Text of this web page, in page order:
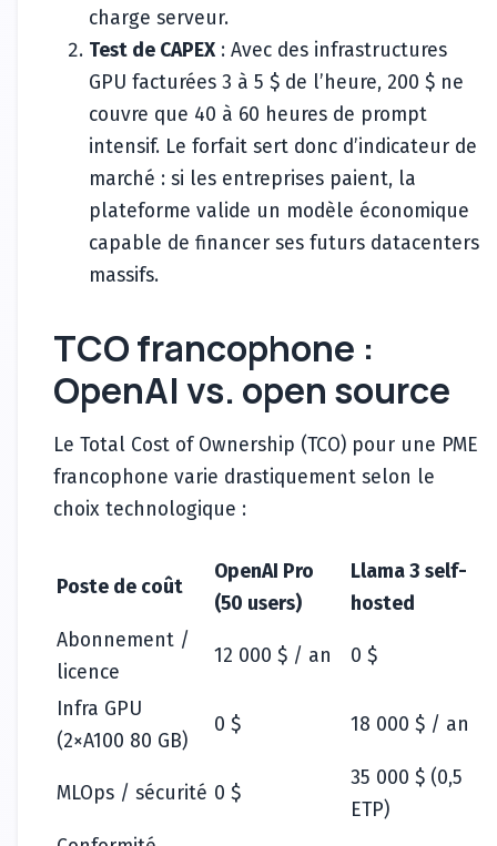
charge serveur.
Test de CAPEX : Avec des infrastructures
GPU facturées 3 à 5 $ de l’heure, 200 $ ne
couvre que 40 à 60 heures de prompt
intensif. Le forfait sert donc d’indicateur de
marché : si les entreprises paient, la
plateforme valide un modèle économique
capable de financer ses futurs datacenters
massifs.
TCO francophone :
OpenAI vs. open source
Le Total Cost of Ownership (TCO) pour une PME
francophone varie drastiquement selon le
choix technologique :
Poste de coût
OpenAI Pro
(50 users)
Llama 3 self-
hosted
Abonnement /
licence
12 000 $ / an 0 $
Infra GPU
(2×A100 80 GB)
0 $ 18 000 $ / an
MLOps / sécurité 0 $
35 000 $ (0,5
ETP)